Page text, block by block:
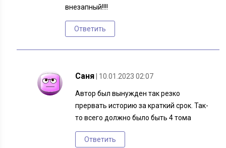
внезапный!!!!
Ответить
Саня | 10.01.2023 02:07
Автор был вынужден так резко
прервать историю за краткий срок. Так-
то всего должно было быть 4 тома
Ответить